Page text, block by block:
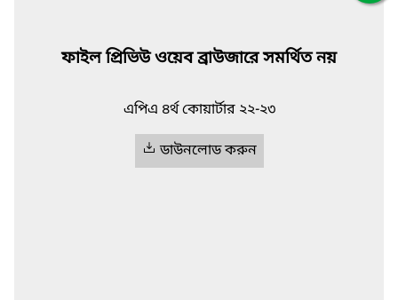
ফাইল প্রিভিউ ওয়েব ব্রাউজারে সমর্থিত নয়
এপিএ ৪র্থ কোয়ার্টার ২২-২৩
ডাউনলোড করুন